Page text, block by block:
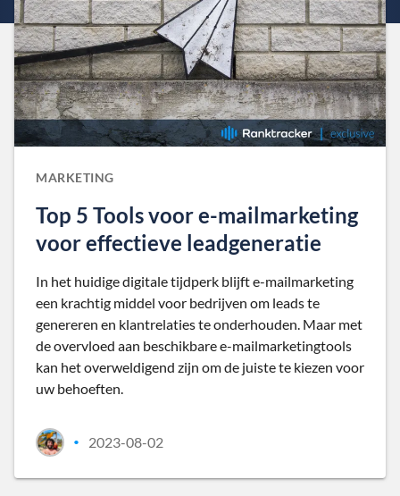
MARKETING
Top 5 Tools voor e-mailmarketing
voor effectieve leadgeneratie
In het huidige digitale tijdperk blijft e-mailmarketing
een krachtig middel voor bedrijven om leads te
genereren en klantrelaties te onderhouden. Maar met
de overvloed aan beschikbare e-mailmarketingtools
kan het overweldigend zijn om de juiste te kiezen voor
uw behoeften.
• 2023-08-02